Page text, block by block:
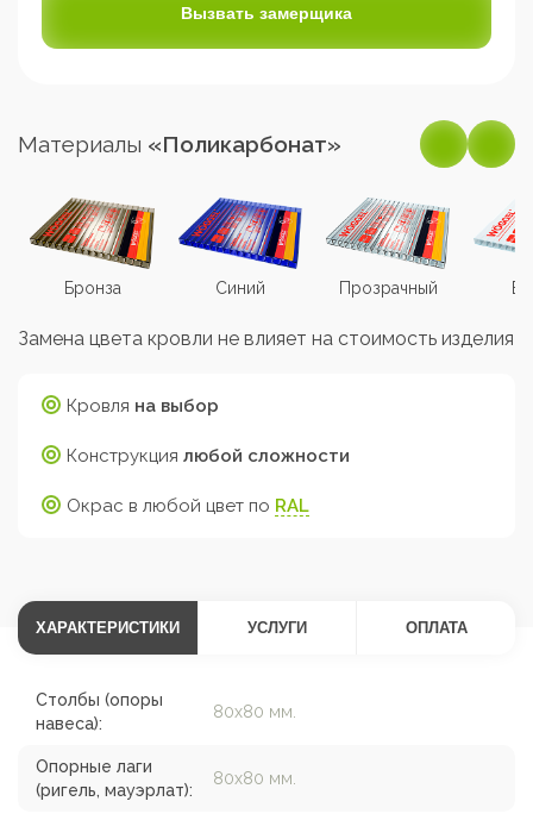
Вызвать замерщика
Материалы «Поликарбонат»
Бронза Синий Прозрачный
Замена цвета кровли не влияет на стоимость изделия
Кровля на выбор
Конструкция любой сложности
Окрас в любой цвет по RAL
ХАРАКТЕРИСТИКИ УСЛУГИ ОПЛАТА
Столбы (опоры
навеса):
80х80 мм.
Опорные лаги
(ригель, мауэрлат):
80х80 мм.